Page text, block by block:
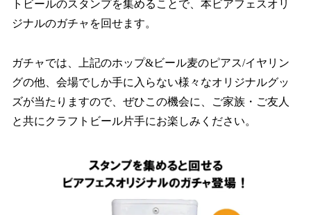
トビールのスタンプを集めることで、本ビアフェスオリ
ジナルのガチャを回せます。
ガチャでは、上記のホップ&ビール麦のピアス/イヤリン
グの他、会場でしか手に入らない様々なオリジナルグッ
ズが当たりますので、ぜひこの機会に、ご家族・ご友人
と共にクラフトビール片手にお楽しみください。